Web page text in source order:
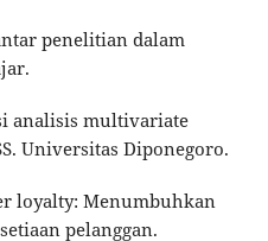
penelitian dalam
analisis multivariate
Universitas Diponegoro.
loyalty: Menumbuhkan
pelanggan.